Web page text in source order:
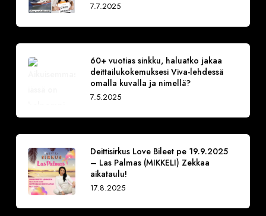
7.7.2025
60+ vuotias sinkku, haluatko jakaa
deittailukokemuksesi Viva-lehdessä
omalla kuvalla ja nimellä?
7.5.2025
Deittisirkus Love Bileet pe 19.9.2025
– Las Palmas (MIKKELI) Zekkaa
aikataulu!
17.8.2025